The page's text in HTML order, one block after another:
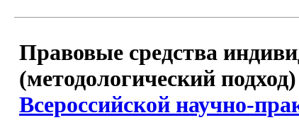
Правовые средства
(методологический
Всероссийской научно-